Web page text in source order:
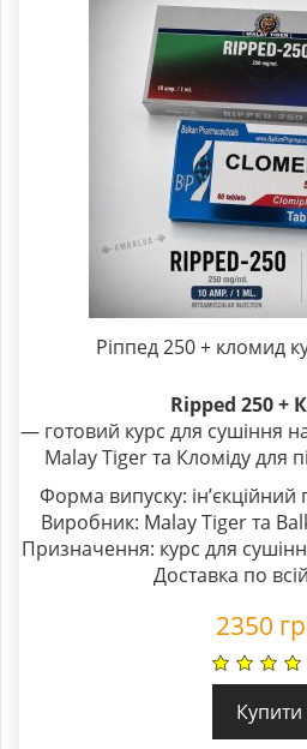
Ріппед 250 + кломид
Ripped 250 +
— готовий курс для сушіння
Malay Tiger та Кломіду для
Форма випуску: ін’єкційний
Виробник: Malay Tiger та
Призначення: курс для
Доставка по
2350
Купити